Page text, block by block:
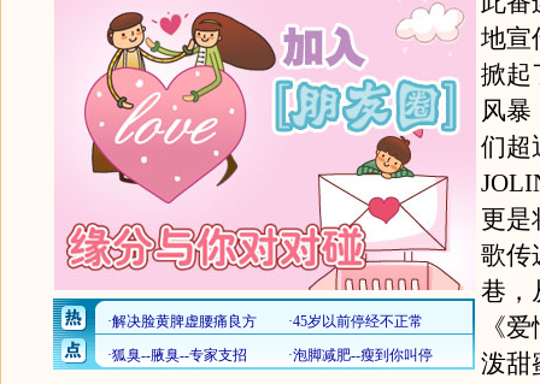
地宣
掀起
风暴
们超
更是
歌传
巷，
《
泼甜